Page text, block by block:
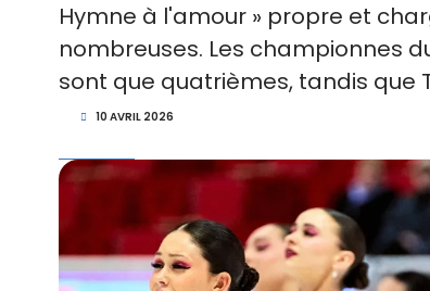
Hymne à l'amour » propre et
nombreuses. Les championnes
sont que quatrièmes, tandis que
10 AVRIL 2026